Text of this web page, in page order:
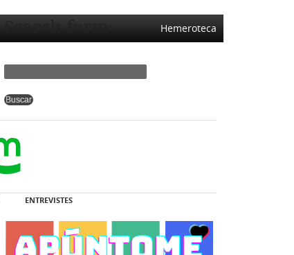
Hemeroteca
Search form
ENTREVISTES